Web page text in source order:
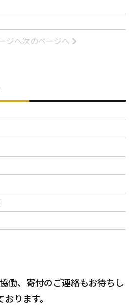
ジへ次のページへ
働、寄付のご連絡もお待ちし
おります。